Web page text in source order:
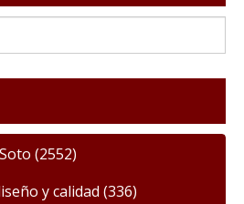
(2552)
y calidad (336)